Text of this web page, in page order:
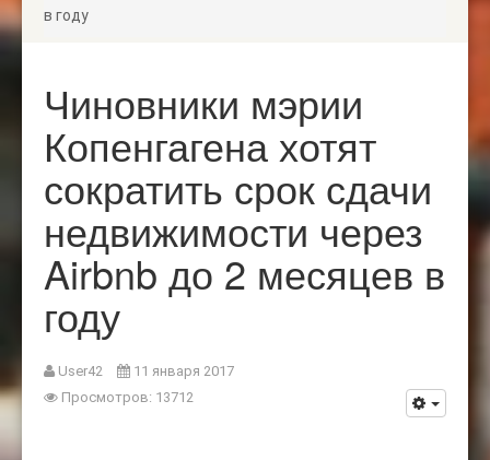
в году
Чиновники мэрии
Копенгагена хотят
сократить срок сдачи
недвижимости через
Airbnb до 2 месяцев в
году
User42
11 января 2017
Просмотров: 13712